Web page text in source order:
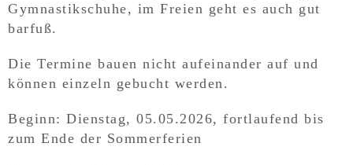
Gymnastikschuhe, im Freien geht es auch gut
barfuß.
Die Termine bauen nicht aufeinander auf und
können einzeln gebucht werden.
Beginn: Dienstag, 05.05.2026, fortlaufend bis
zum Ende der Sommerferien